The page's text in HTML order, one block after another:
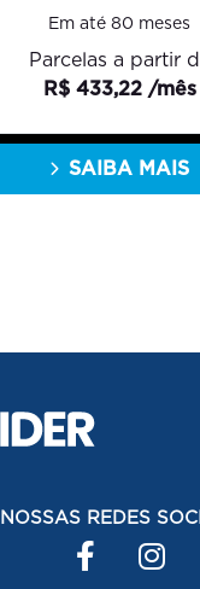
Em até 80 meses
Parcelas a partir
R$ 433,22 /mês
SAIBA MAIS
NOSSAS REDES